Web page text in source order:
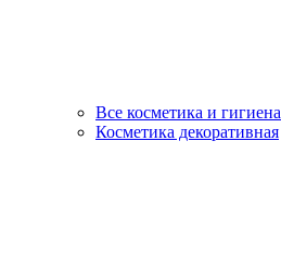
Все косметика и гигиена
Косметика декоративная